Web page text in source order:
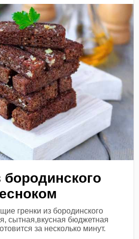
бородинского
гренки из бородинского
сытная,вкусная бюджетная
за несколько минут.